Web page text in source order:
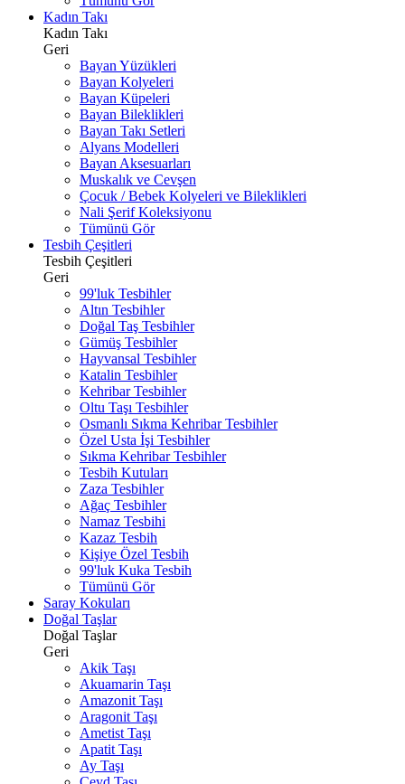
Kadın Takı
Kadın Takı
Geri
Bayan Yüzükleri
Bayan Kolyeleri
Bayan Küpeleri
Bayan Bileklikleri
Bayan Takı Setleri
Alyans Modelleri
Bayan Aksesuarları
Muskalık ve Cevşen
Çocuk / Bebek Kolyeleri ve Bileklikleri
Nali Şerif Koleksiyonu
Tümünü Gör
Tesbih Çeşitleri
Tesbih Çeşitleri
Geri
99'luk Tesbihler
Altın Tesbihler
Doğal Taş Tesbihler
Gümüş Tesbihler
Hayvansal Tesbihler
Katalin Tesbihler
Kehribar Tesbihler
Oltu Taşı Tesbihler
Osmanlı Sıkma Kehribar Tesbihler
Özel Usta İşi Tesbihler
Sıkma Kehribar Tesbihler
Tesbih Kutuları
Zaza Tesbihler
Ağaç Tesbihler
Namaz Tesbihi
Kazaz Tesbih
Kişiye Özel Tesbih
99'luk Kuka Tesbih
Tümünü Gör
Saray Kokuları
Doğal Taşlar
Doğal Taşlar
Geri
Akik Taşı
Akuamarin Taşı
Amazonit Taşı
Aragonit Taşı
Ametist Taşı
Apatit Taşı
Ay Taşı